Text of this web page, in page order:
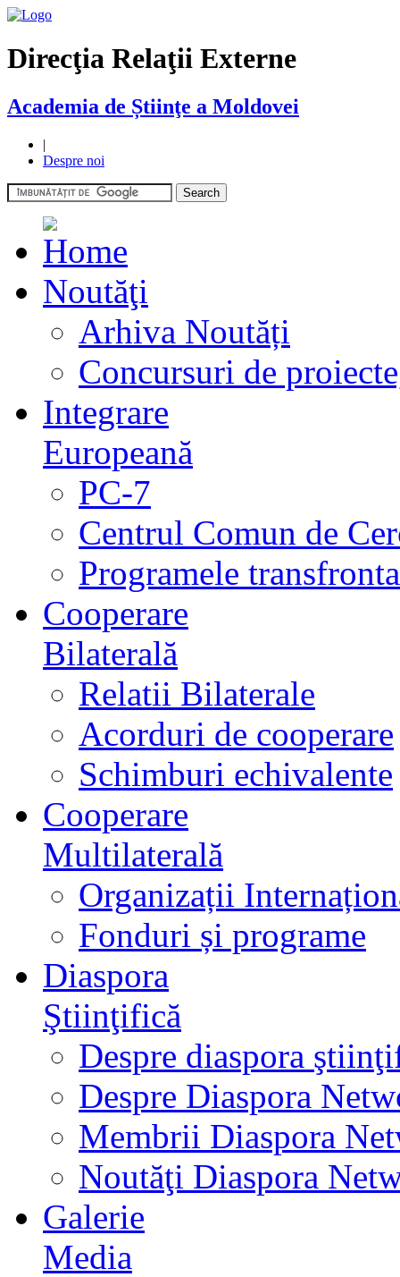
Direcţia Relaţii Externe
Academia de Știinţe a Moldovei
|
Despre noi
Noutăţi
Arhiva Noutăți
Concursuri de
Integrare
Europeană
PC-7
Centrul Comun de
Programele
Cooperare
Bilaterală
Relatii Bilaterale
Acorduri de cooperare
Schimburi echivalente
Cooperare
Multilaterală
Organizații
Fonduri și programe
Diaspora
Ştiinţifică
Despre diaspora
Despre Diaspora
Membrii Diaspora
Noutăţi Diaspora
Galerie
Media